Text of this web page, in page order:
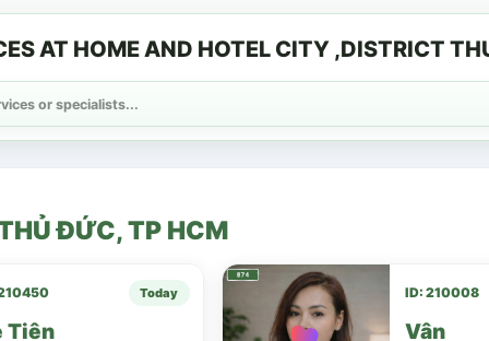
AT HOME AND HOTEL CITY ,DISTRICT
ĐỨC, TP HCM
Today
Tiên
ID: 210008
Vân